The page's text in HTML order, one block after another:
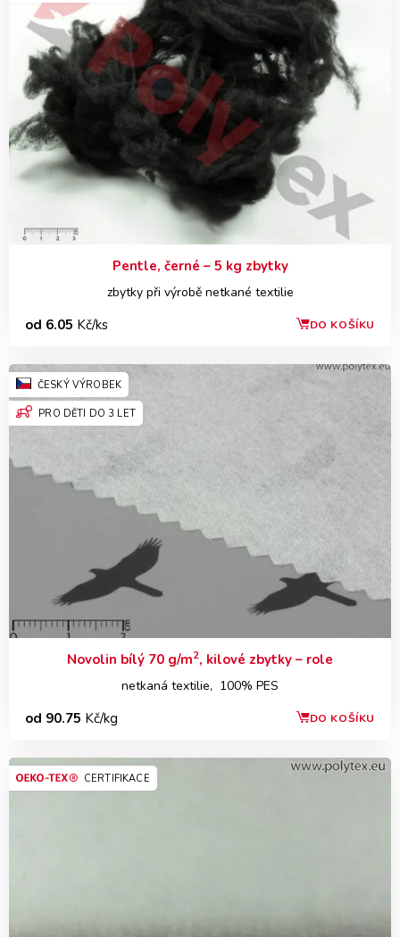
Pentle, černé – 5 kg zbytky
zbytky při výrobě netkané textilie
od 6.05 Kč/ks DO KOŠÍKU
ČESKÝ VÝROBEK
PRO DĚTI DO 3 LET
Novolin bílý 70 g/m2, kilové zbytky – role
netkaná textilie, 100% PES
od 90.75 Kč/kg DO KOŠÍKU
CERTIFIKACE